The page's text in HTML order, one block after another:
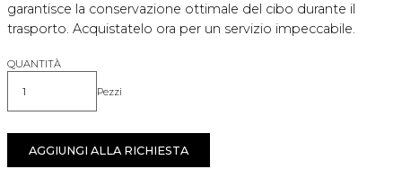
garantisce la conservazione ottimale del cibo durante il
trasporto. Acquistatelo ora per un servizio impeccabile.
QUANTITÀ
Quantità Pezzi
AGGIUNGI ALLA RICHIESTA